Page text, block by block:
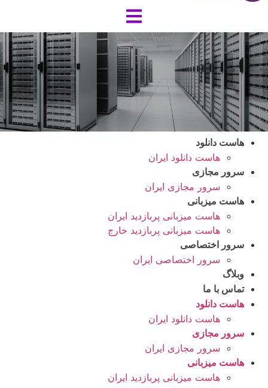
هاست دانلود
هاست دانلود ایران
سرور مجازی
سرور مجازی ایران
هاست میزبانی
هاست میزبانی پربازدید ایران
هاست میزبانی پربازدید خارج
سرور اختصاصی
سرور اختصاصی ایران
وبلاگ
تماس با ما
هاست دانلود
هاست دانلود ایران
سرور مجازی
سرور مجازی ایران
هاست میزبانی
هاست میزبانی پربازدید ایران